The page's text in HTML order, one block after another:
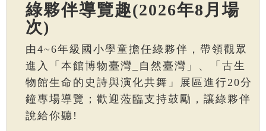
綠夥伴導覽趣(2026年8月場
次)
由4~6年級國小學童擔任綠夥伴，帶領觀眾
進入「本館博物臺灣_自然臺灣」、「古生
物館生命的史詩與演化共舞」展區進行20分
鐘專場導覽；歡迎蒞臨支持鼓勵，讓綠夥伴
說給你聽!